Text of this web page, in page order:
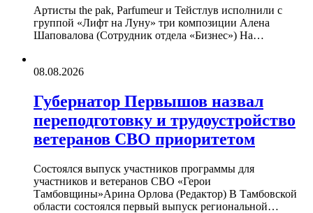
Артисты the pak, Parfumeur и Тейстлув исполнили с
группой «Лифт на Луну» три композиции Алена
Шаповалова (Сотрудник отдела «‎Бизнес») На…
08.08.2026
Губернатор Первышов назвал
переподготовку и трудоустройство
ветеранов СВО приоритетом
Состоялся выпуск участников программы для
участников и ветеранов СВО «Герои
Тамбовщины»Арина Орлова (Редактор) В Тамбовской
области состоялся первый выпуск региональной…